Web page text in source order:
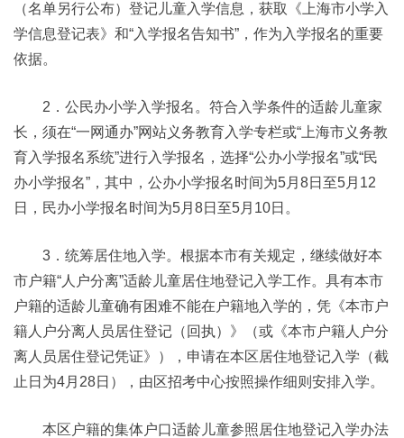
（名单另行公布）登记儿童入学信息，获取《上海市小学入
学信息登记表》和“入学报名告知书”，作为入学报名的重要
依据。
2．公民办小学入学报名。符合入学条件的适龄儿童家
长，须在“一网通办”网站义务教育入学专栏或“上海市义务教
育入学报名系统”进行入学报名，选择“公办小学报名”或“民
办小学报名”，其中，公办小学报名时间为5月8日至5月12
日，民办小学报名时间为5月8日至5月10日。
3．统筹居住地入学。根据本市有关规定，继续做好本
市户籍“人户分离”适龄儿童居住地登记入学工作。具有本市
户籍的适龄儿童确有困难不能在户籍地入学的，凭《本市户
籍人户分离人员居住登记（回执）》（或《本市户籍人户分
离人员居住登记凭证》），申请在本区居住地登记入学（截
止日为4月28日），由区招考中心按照操作细则安排入学。
本区户籍的集体户口适龄儿童参照居住地登记入学办法